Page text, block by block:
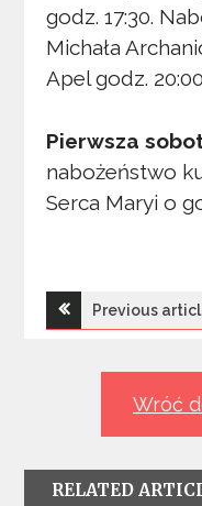
godz. 17:30.
Michała
Apel godz.
Pierwsza
nabożeństwo
Serca Maryi o
Previous
Wróć
RELATED
Z Życia Parafii